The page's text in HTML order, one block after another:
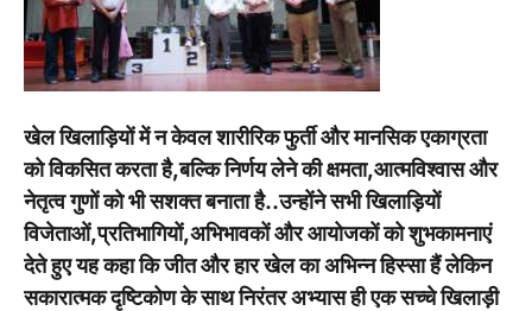
खेल खिलाड़ियों में न केवल शारीरिक फुर्ती और मानसिक एकाग्रता
को विकसित करता है,बल्कि निर्णय लेने की क्षमता,आत्मविश्वास और
नेतृत्व गुणों को भी सशक्त बनाता है..उन्होंने सभी खिलाड़ियों
विजेताओं,प्रतिभागियों,अभिभावकों और आयोजकों को शुभकामनाएं
देते हुए यह कहा कि जीत और हार खेल का अभिन्न हिस्सा हैं लेकिन
सकारात्मक दृष्टिकोण के साथ निरंतर अभ्यास ही एक सच्चे खिलाड़ी